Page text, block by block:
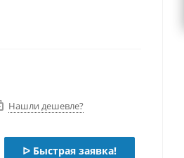
Нашли дешевле?
ᐅ Быстрая заявка!